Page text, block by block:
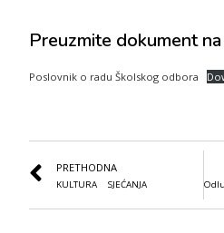
Preuzmite dokument
Poslovnik o radu Školskog odbora
PRETHODNA
KULTURA SJEĆANJA